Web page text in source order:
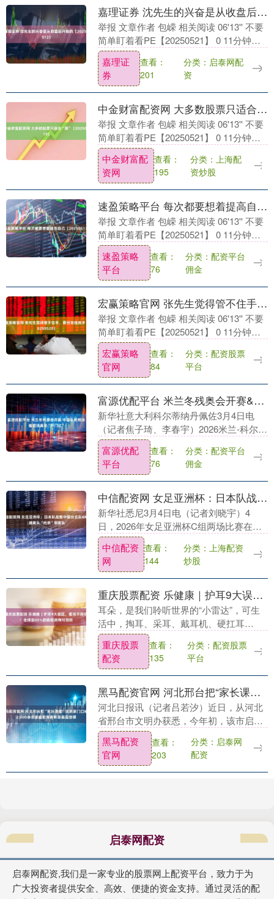
嘉理证券 沈先生的兴奋是从收盘后开始的【20250512】
举报 文章作者 包嵘 相关阅读 06'13'' 不要
简单盯着看PE【20250521】 0 11分钟前
09'15'&#....
嘉理证
券
查看：
201
分类：启泰网配
资
中金财富配资网 大多数股票只适合“蹲”【20250519】
举报 文章作者 包嵘 相关阅读 06'13'' 不要
简单盯着看PE【20250521】 0 11分钟前
08'45'&#....
中金财富配
资网
查看：
195
分类：上海配
资炒股
速盈策略平台 每次都要想着提高自己【20250513】
举报 文章作者 包嵘 相关阅读 06'13'' 不要
简单盯着看PE【20250521】 0 11分钟前
14'45'&#....
速盈策略
平台
查看：
76
分类：配资平台
佣金
宏赢策略官网 张先生觉得管不住手，要经常练练手【20250520】
举报 文章作者 包嵘 相关阅读 06'13'' 不要
简单盯着看PE【20250521】 0 11分钟前
09'52'&#....
宏赢策略
官网
查看：
84
分类：配资股票
平台
富源优配平台 米兰冬残奥会开赛&#32;中国队轮椅冰壶混双赛场“开门红”
新华社意大利科尔蒂纳丹佩佐3月4日电
（记者焦子琦、李春宇）2026米兰-科尔蒂
纳冬残奥会4日开赛。在率先进行的轮椅冰
壶混合双人项目首轮比赛中，中国组合王
蒙/杨金....
富源优配
平台
查看：
76
分类：配资平台
佣金
中信配资网 女足亚洲杯：日本队战胜中国台北队&#32;越南队“绝杀”印度队
新华社悉尼3月4日电（记者刘晓宇）4
日，2026年女足亚洲杯C组两场比赛在澳
大利亚珀斯举行。世界排名第八位的日本
队以2:0战胜排名第40位的中国台北队，越
南队则....
中信配资
网
查看：
144
分类：上海配资
炒股
重庆股票配资 乐健康｜护耳9大误区，看完不踩坑！全球近40%的癌症病例可预防
耳朵，是我们聆听世界的“小雷达”，可生
活中，掏耳、采耳、戴耳机、硬扛耳
鸣……这些习以为常的行为，其实都可能
在悄悄伤害它。 本期特邀北京大学人民医
院耳鼻咽喉头颈外....
重庆股票
配资
查看：
135
分类：配资股票
平台
黑马配资官网 河北邢台把“家长课堂”送到家门口&#32;600余名家庭教育讲师进基层授课
河北日报讯（记者吕若汐）近日，从河北
省邢台市文明办获悉，今年初，该市启动
家庭教育骨干讲师进基层活动，600余名
家庭教育骨干讲师将陆续深入社区、学
校、家校社协同育....
黑马配资
官网
查看：
203
分类：启泰网
配资
启泰网配资
启泰网配资,我们是一家专业的股票网上配资平台，致力于为
广大投资者提供安全、高效、便捷的资金支持。通过灵活的配